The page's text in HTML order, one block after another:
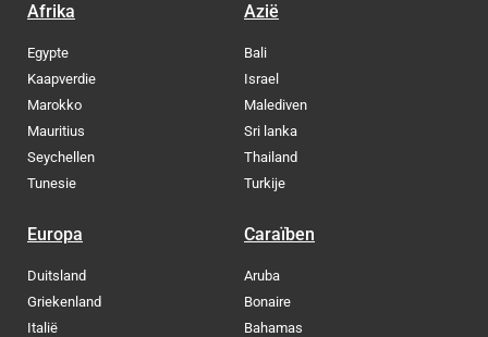
Afrika
Egypte
Kaapverdie
Marokko
Mauritius
Seychellen
Tunesie
Azië
Bali
Israel
Malediven
Sri lanka
Thailand
Turkije
Europa
Duitsland
Griekenland
Italië
Caraïben
Aruba
Bonaire
Bahamas